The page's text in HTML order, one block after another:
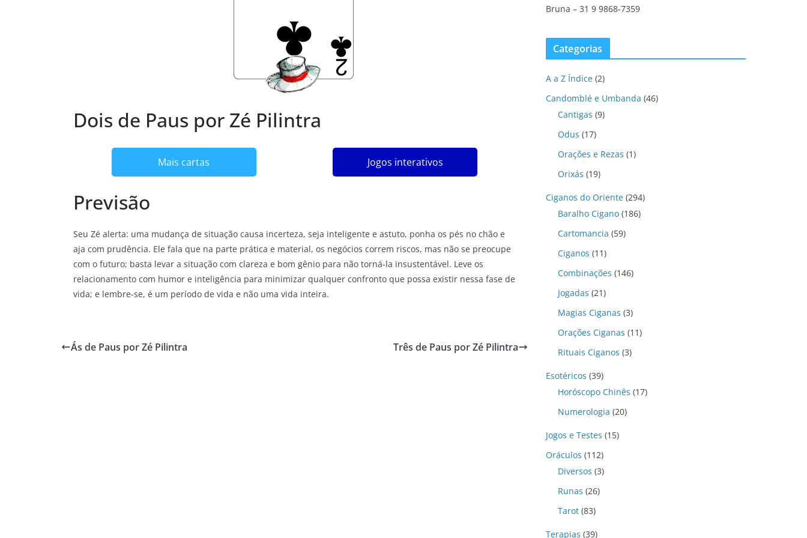
Dois de Paus por Zé Pilintra
Mais cartas Jogos interativos
Previsão
Seu Zé alerta: uma mudança de situação causa incerteza, seja inteligente e astuto, ponha os pés no chão e
aja com prudência. Ele fala que na parte prática e material, os negócios correm riscos, mas não se preocupe
com o futuro; basta levar a situação com clareza e bom gênio para não torná-la insustentável. Leve os
relacionamento com humor e inteligência para minimizar qualquer confronto que possa existir nessa fase de
vida; e lembre-se, é um período de vida e não uma vida inteira.
Ás de Paus por Zé Pilintra Três de Paus por Zé Pilintra
Bruna – 31 9 9868-7359
Categorias
A a Z Índice (2)
Candomblé e Umbanda (46)
Cantigas (9)
Odus (17)
Orações e Rezas (1)
Orixás (19)
Ciganos do Oriente (294)
Baralho Cigano (186)
Cartomancia (59)
Ciganos (11)
Combinações (146)
Jogadas (21)
Magias Ciganas (3)
Orações Ciganas (11)
Rituais Ciganos (3)
Esotéricos (39)
Horóscopo Chinês (17)
Numerologia (20)
Jogos e Testes (15)
Oráculos (112)
Diversos (3)
Runas (26)
Tarot (83)
Terapias (39)